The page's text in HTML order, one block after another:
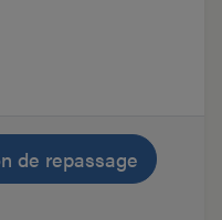
de repassage